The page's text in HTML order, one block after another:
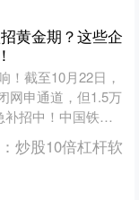
黄金期？这些企
！截至10月22日，
网申通道，但1.5万
补招中！中国铁
源等行业龙头放
炒股10倍杠杆软